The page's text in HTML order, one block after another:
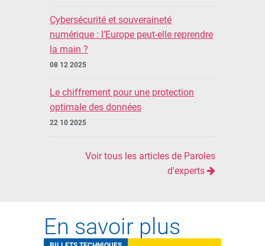
Cybersécurité et souveraineté
numérique : l’Europe peut-elle reprendre
la main ?
08 12 2025
Le chiffrement pour une protection
optimale des données
22 10 2025
Voir tous les articles de Paroles
d'experts
En savoir plus